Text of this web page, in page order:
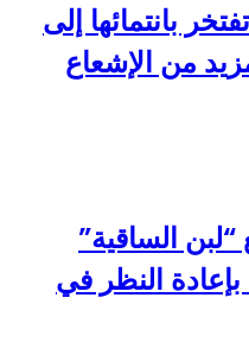
بانتمائها إلى
من الإشعاع
الساقية”
النظر في